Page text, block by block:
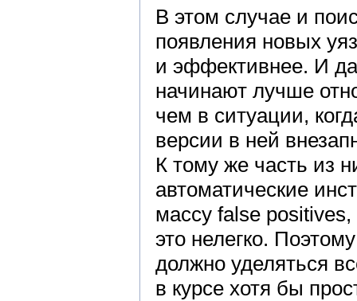
В этом случае и
появления новых
и эффективнее. И
начинают лучше
чем в ситуации,
версии в ней
К тому же часть из
автоматические
массу false
это нелегко.
должно уделяться
в курсе хотя бы